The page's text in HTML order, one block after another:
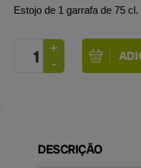
Estojo de 1 garrafa de 75 cl.
DESCRIÇÃO